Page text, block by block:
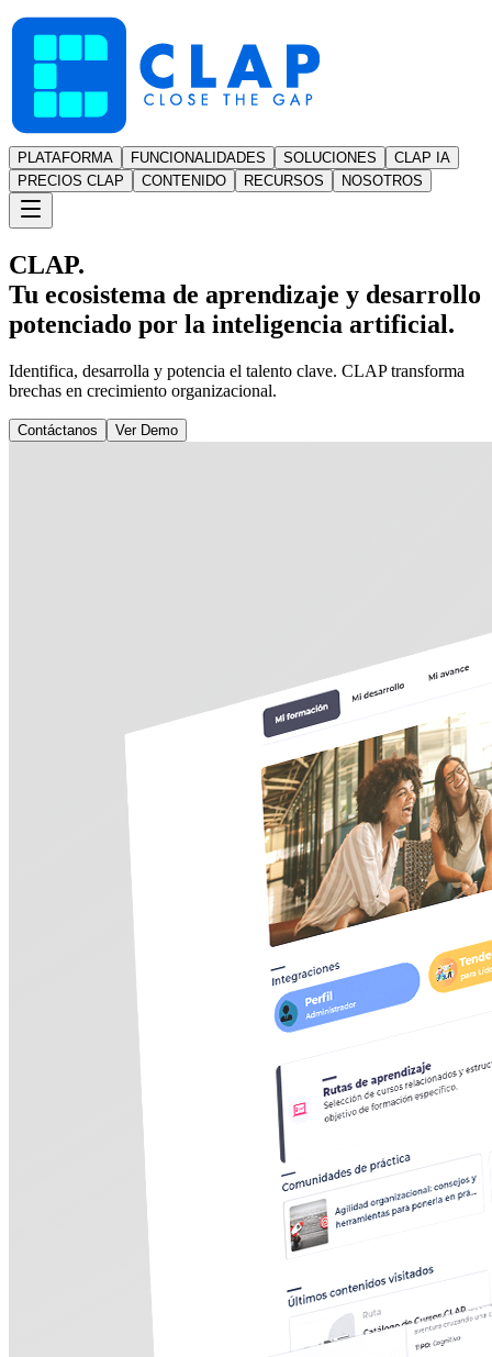
PLATAFORMA FUNCIONALIDADES SOLUCIONES
CLAP IA
PRECIOS CLAP
CONTENIDO RECURSOS NOSOTROS
CLAP.
Tu ecosistema de aprendizaje y desarrollo
potenciado por la inteligencia artificial.
Identifica, desarrolla y potencia el talento clave. CLAP transforma
brechas en crecimiento organizacional.
Contáctanos Ver Demo